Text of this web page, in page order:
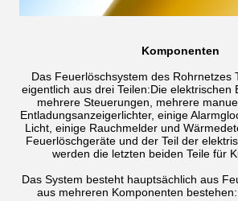
Komponenten
Das Feuerlöschsystem des Rohrnetzes
eigentlich aus drei Teilen:Die elektrischen
mehrere Steuerungen, mehrere
Entladungsanzeigerlichter, einige
Licht, einige Rauchmelder und
Feuerlöschgeräte und der Teil der
werden die letzten beiden Teile für
Das System besteht hauptsächlich aus
aus mehreren Komponenten